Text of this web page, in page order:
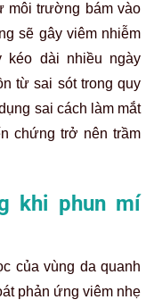
môi trường bám vào
sẽ gây viêm nhiễm
kéo dài nhiều ngày
từ sai sót trong quy
sai cách làm mắt
chứng trở nên trầm
khi phun mí
của vùng da quanh
phản ứng viêm nhẹ